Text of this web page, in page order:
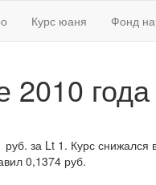
Курс юаня Фонд
2010 года
за Lt 1. Курс снижался
0,1374 руб.